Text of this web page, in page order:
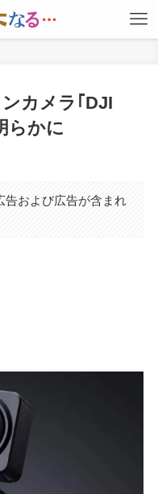
カメラ｢DJI
らかに
告および広告が含まれ